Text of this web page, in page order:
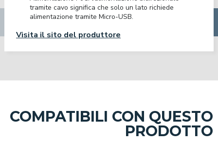
tramite cavo significa che solo un lato richiede
alimentazione tramite Micro-USB.
Visita il sito del produttore
COMPATIBILI CON QUESTO
PRODOTTO